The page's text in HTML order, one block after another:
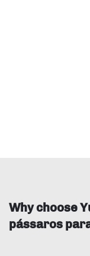
Why choose
pássaros